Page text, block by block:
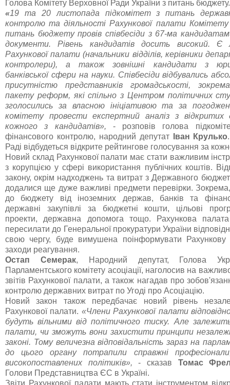
Голова Комітету Верховної Ради України з питань бюджету.
«19 та 20 листопада підкомітет з питань
контролю та діяльності Рахункової палати Комітету
питань бюджету провів співбесіди з 67-ма
документи. Рівень кандидатів досить високий.
Рахункової палати (начальники відділів, керівники
контролери), а також зовнішні кандидати з
банківської сфери на науки. Співбесіди відбувались
присутністю представників громадськості,
пакету реформ, які спільно з Центром політичних
зголосились за власною ініціативою та за
комітету провести експертний аналіз з відкритих
кожного з кандидатів», - розповів голова
фінансового контролю, народний депутат
Іван Крулько
Раді відбудеться відкрите рейтингове голосування за
Новий склад Рахункової палати має стати важливим
з корупцією у сфері використання публічних коштів.
закону, окрім надходжень та витрат з Державного
додалися ще дуже важливі предмети перевірки. Зокрема,
до бюджету від іноземних держав, банків та
державні закупівлі за бюджетні кошти, цільові
проекти, державна допомога тощо. Рахункова
пересилати до Генеральної прокуратури України
свою чергу, буде вимушена поінформувати Рахункову
заходи реагування.
Остап Семерак, Народний депутат, Голова
Парламентського комітету асоціації, наголосив на
звітів Рахункової палати, а також нагадав про
контролю державних витрат по Угоді про Асоціацію.
Новий закон також передбачає новий рівень
Рахункової палати. «Члени Рахункової палати
будуть вільними від політичного тиску. Але
палати, чи зможуть вони захистити принципи
законі. Тому величезна відповідальність зараз на
до цього органу потрапили справжні
високопоставлених політиків», - сказав Томас
Голови Представництва ЄС в Україні.
Звіти Рахункової палати мають стати інструментом